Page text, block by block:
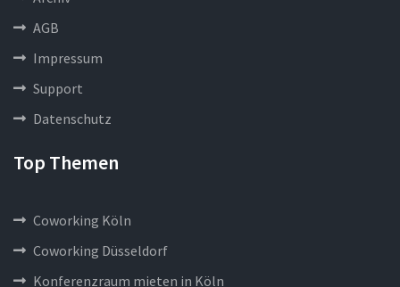
AGB
Impressum
Support
Datenschutz
Top Themen
Coworking Köln
Coworking Düsseldorf
Konferenzraum mieten in Köln